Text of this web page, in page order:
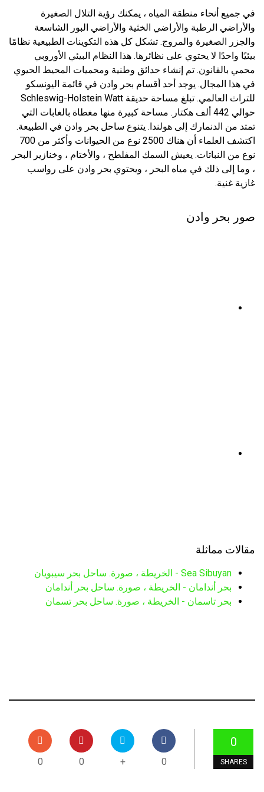
في جميع أنحاء منطقة المياه ، يمكنك رؤية التلال الصغيرة
والأراضي الرطبة والأراضي الخثية والأراضي البور الشاسعة
والجزر الصغيرة والمروج. تشكل كل هذه التكوينات الطبيعية نظامًا
بيئيًا واحدًا لا يحتوي على نظائرها. هذا النظام البيئي الأوروبي
محمي بالقانون. تم إنشاء حدائق وطنية ومحميات المحيط الحيوي
في هذا المجال. يوجد أحد أقسام بحر وادن في قائمة اليونسكو
للتراث العالمي. تبلغ مساحة حديقة Schleswig-Holstein Watt
حوالي 442 ألف هكتار. مساحة كبيرة منها مغطاة بالغابات التي
تمتد من الدنمارك إلى هولندا. يتنوع ساحل بحر وادن في الطبيعة.
اكتشف العلماء أن هناك 2500 نوع من الحيوانات وأكثر من 700
نوع من النباتات. يعيش السمك المفلطح ، والأختام ، وخنازير البحر
، وما إلى ذلك في مياه البحر ، ويحتوي بحر وادن على رواسب
غازية غنية.
صور بحر وادن
مقالات مماثلة
Sea Sibuyan - الخريطة ، صورة. ساحل بحر سيبويان
بحر أندامان - الخريطة ، صورة. ساحل بحر أندامان
بحر تاسمان - الخريطة ، صورة. ساحل بحر تسمان
0
SHARES
0
+
0
0